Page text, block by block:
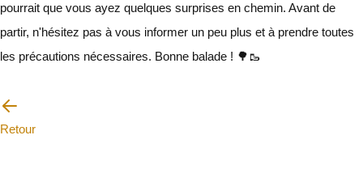
pourrait que vous ayez quelques surprises en chemin. Avant de
partir, n'hésitez pas à vous informer un peu plus et à prendre toutes
les précautions nécessaires. Bonne balade ! 🌳🥾
Retour